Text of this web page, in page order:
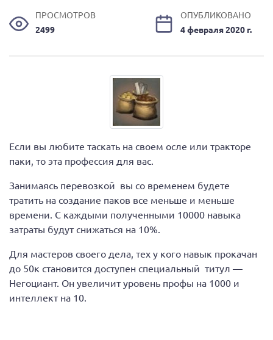
ПРОСМОТРОВ
2499
ОПУБЛИКОВАНО
4 февраля 2020 г.
Если вы любите таскать на своем осле или тракторе
паки, то эта профессия для вас.
Занимаясь перевозкой вы со временем будете
тратить на создание паков все меньше и меньше
времени. С каждыми полученными 10000 навыка
затраты будут снижаться на 10%.
Для мастеров своего дела, тех у кого навык прокачан
до 50к становится доступен специальный титул —
Негоциант. Он увеличит уровень профы на 1000 и
интеллект на 10.